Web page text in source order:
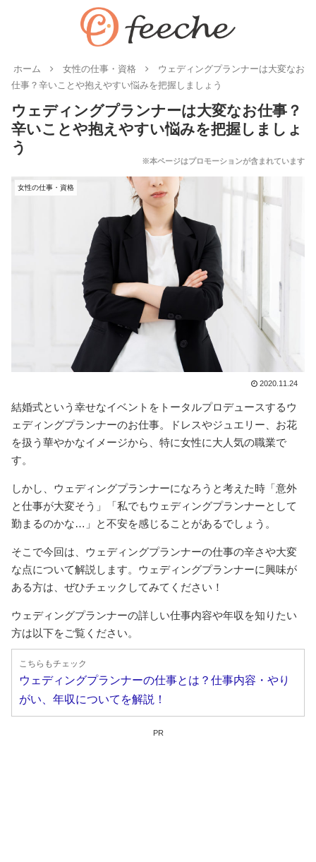
ホーム 女性の仕事・資格
ウェディングプランナーは大変なお
仕事？辛いことや抱えやすい悩みを把握しましょう
ウェディングプランナーは大変なお仕事？
辛いことや抱えやすい悩みを把握しましょ
う
女性の仕事・資格
2020.11.24
結婚式という幸せなイベントをトータルプロデュースするウ
ェディングプランナーのお仕事。ドレスやジュエリー、お花
を扱う華やかなイメージから、特に女性に大人気の職業で
す。
しかし、ウェディングプランナーになろうと考えた時「意外
と仕事が大変そう」「私でもウェディングプランナーとして
勤まるのかな…」と不安を感じることがあるでしょう。
そこで今回は、ウェディングプランナーの仕事の辛さや大変
な点について解説します。ウェディングプランナーに興味が
ある方は、ぜひチェックしてみてください！
ウェディングプランナーの詳しい仕事内容や年収を知りたい
方は以下をご覧ください。
ウェディングプランナーの仕事とは？仕事内容・やり
がい、年収についてを解説！
PR